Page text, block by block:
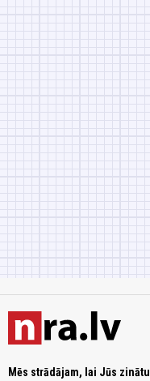
Mēs strādājam, lai Jūs zinātu